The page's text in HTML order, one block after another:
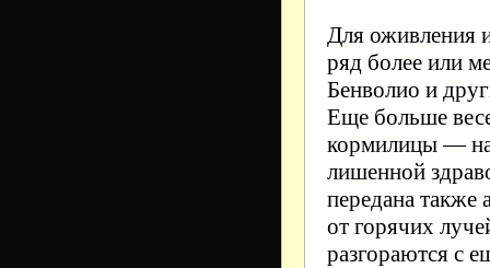
Для оживления
ряд более или
Бенволио и
Еще больше
кормилицы —
лишенной
передана также
от горячих
разгораются с